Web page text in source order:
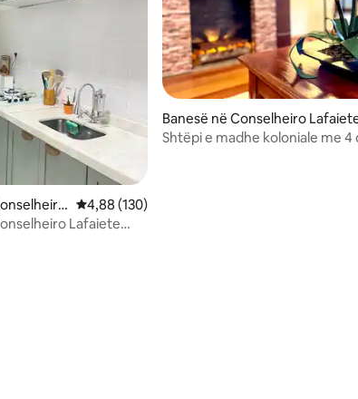
vlerësime
Vlerësimi mesatar 4,88 nga 5, 130 vlerësime
4,88 (130)
Lafaiete
Banesë në Conselheiro
Shtëpi e madhe koloniale me 4